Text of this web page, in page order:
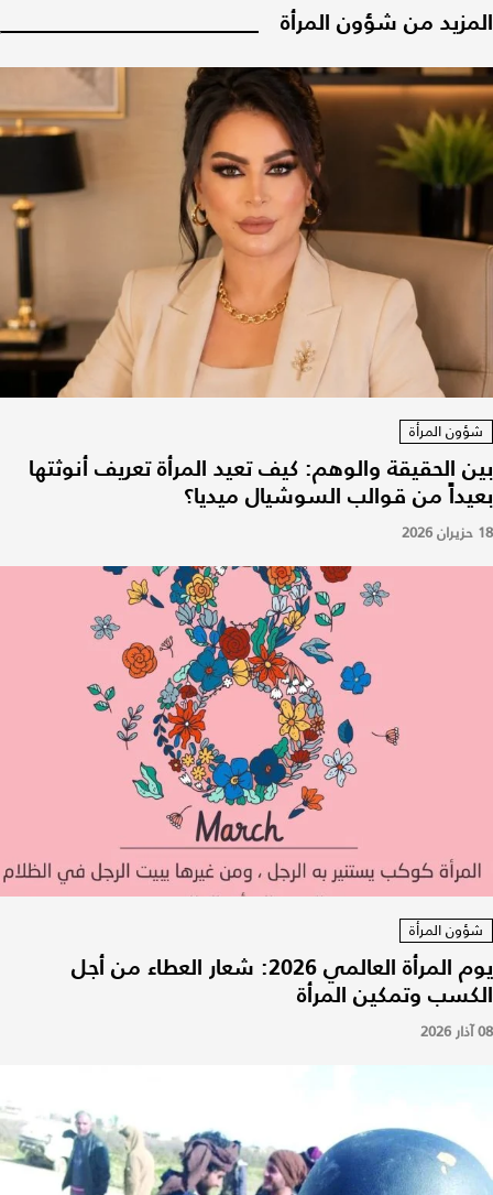
المزيد من شؤون المرأة
شؤون المرأة
بين الحقيقة والوهم: كيف تعيد المرأة تعريف أنوثتها
بعيداً من قوالب السوشيال ميديا؟
18 حزيران 2026
شؤون المرأة
يوم المرأة العالمي 2026: شعار العطاء من أجل
الكسب وتمكين المرأة
08 آذار 2026